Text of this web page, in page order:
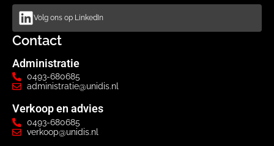
Volg ons op LinkedIn
Contact
Administratie
0493-680685
administratie@unidis.nl
Verkoop en advies
0493-680685
verkoop@unidis.nl